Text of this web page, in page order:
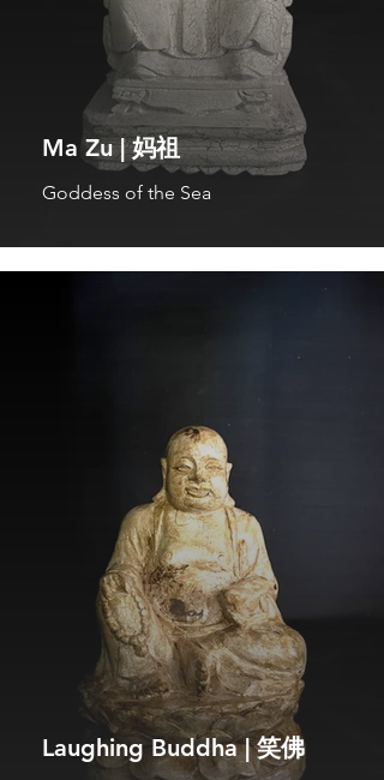
Ma Zu | 妈祖
Goddess of the Sea
Laughing Buddha | 笑佛